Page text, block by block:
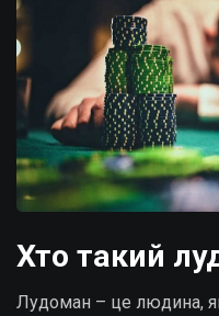
Хто такий
Лудоман – це людина,